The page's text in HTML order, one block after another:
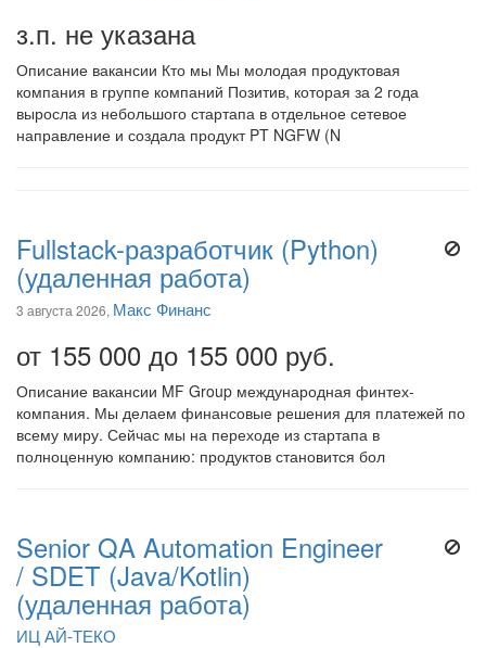
з.п. не указана
Описание вакансии Кто мы Мы молодая продуктовая
компания в группе компаний Позитив, которая за 2 года
выросла из небольшого стартапа в отдельное сетевое
направление и создала продукт PT NGFW (N
Fullstack-разработчик (Python)
(удаленная работа)
3 августа 2026, Макс Финанс
от 155 000 до 155 000 руб.
Описание вакансии MF Group международная финтех-
компания. Мы делаем финансовые решения для платежей по
всему миру. Сейчас мы на переходе из стартапа в
полноценную компанию: продуктов становится бол
Senior QA Automation Engineer
/ SDET (Java/Kotlin)
(удаленная работа)
ИЦ АЙ-ТЕКО